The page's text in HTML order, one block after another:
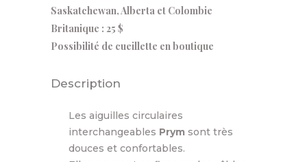
Saskatchewan, Alberta et Colombie
Britanique : 25 $
Possibilité de cueillette en boutique
Description
Les aiguilles circulaires
interchangeables Prym sont très
douces et confortables.